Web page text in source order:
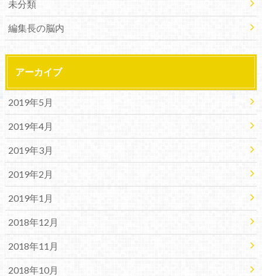
未分類
編集長の脳内
アーカイブ
2019年5月
2019年4月
2019年3月
2019年2月
2019年1月
2018年12月
2018年11月
2018年10月